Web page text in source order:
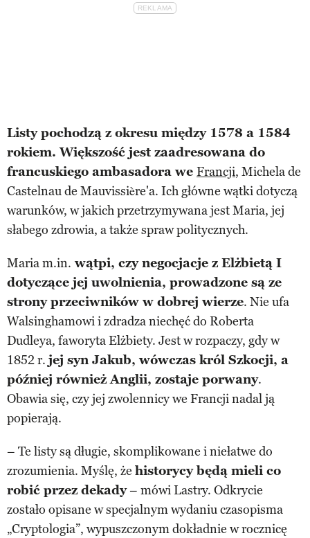
Listy pochodzą z okresu między 1578 a 1584
rokiem. Większość jest zaadresowana do
francuskiego ambasadora we Francji, Michela de
Castelnau de Mauvissière'a. Ich główne wątki dotyczą
warunków, w jakich przetrzymywana jest Maria, jej
słabego zdrowia, a także spraw politycznych.
Maria m.in. wątpi, czy negocjacje z Elżbietą I
dotyczące jej uwolnienia, prowadzone są ze
strony przeciwników w dobrej wierze. Nie ufa
Walsinghamowi i zdradza niechęć do Roberta
Dudleya, faworyta Elżbiety. Jest w rozpaczy, gdy w
1852 r. jej syn Jakub, wówczas król Szkocji, a
później również Anglii, zostaje porwany.
Obawia się, czy jej zwolennicy we Francji nadal ją
popierają.
– Te listy są długie, skomplikowane i niełatwe do
zrozumienia. Myślę, że historycy będą mieli co
robić przez dekady– mówi Lastry. Odkrycie
zostało opisane w specjalnym wydaniu czasopisma
„Cryptologia”, wypuszczonym dokładnie w rocznicę